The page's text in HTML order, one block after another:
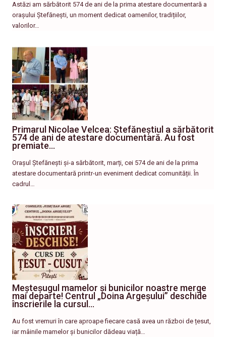
Astăzi am sărbătorit 574 de ani de la prima atestare documentară a
orașului Ștefănești, un moment dedicat oamenilor, tradițiilor,
valorilor…
Primarul Nicolae Velcea: Ștefăneștiul a sărbătorit
574 de ani de atestare documentară. Au fost
premiate…
Orașul Ștefănești și-a sărbătorit, marți, cei 574 de ani de la prima
atestare documentară printr-un eveniment dedicat comunității. În
cadrul…
Meșteșugul mamelor și bunicilor noastre merge
mai departe! Centrul „Doina Argeșului” deschide
înscrierile la cursul…
Au fost vremuri în care aproape fiecare casă avea un război de țesut,
iar mâinile mamelor și bunicilor dădeau viață…